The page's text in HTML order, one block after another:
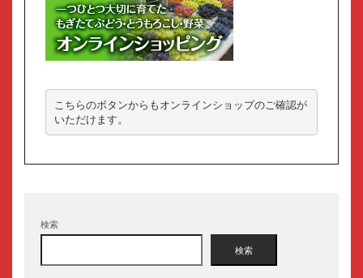
こちらのボタンからもオンラインショップのご確認が
いただけます。
検索
検索